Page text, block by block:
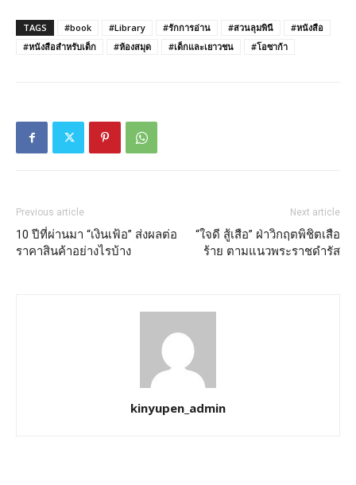
TAGS #book #Library #รักการอ่าน #สวนลุมพินี
#หนังสือ
#หนังสือสำหรับเด็ก
#ห้องสมุด #เด็กและเยาวชน #โอซาก้า
Previous article
10 ปีที่ผ่านมา “เงินเฟ้อ” ส่งผลต่อ
ราคาสินค้าอย่างไรบ้าง
Next article
“ใจดี สู้เสือ” ฝ่าวิกฤตพิชิตเสือ
ร้าย ตามแนวพระราชดำรัส
kinyupen_admin